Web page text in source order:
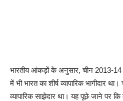
भारतीय आंकड़ों के अनुसार, चीन 2013-
में भी भारत का शीर्ष व्यापारिक भागीदार
व्यापारिक साझेदार था। यह पूछे जाने पर कि